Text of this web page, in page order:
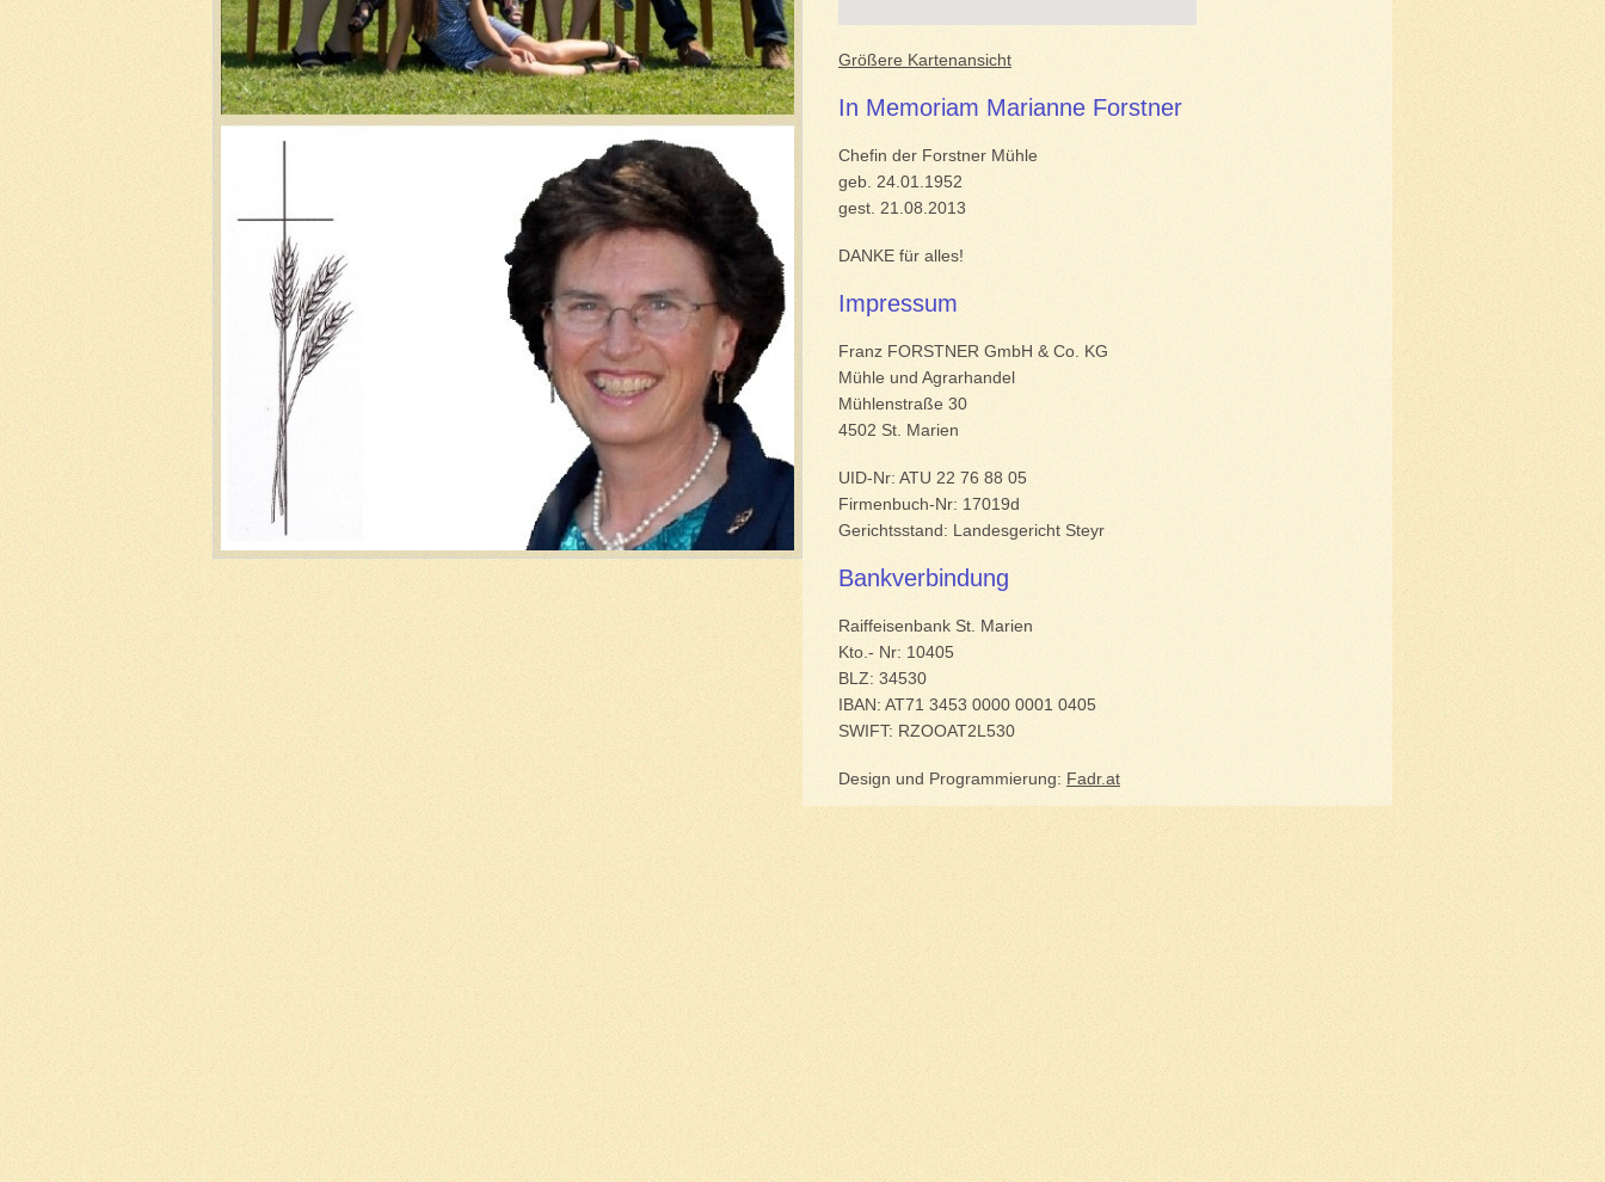
Größere Kartenansicht
In Memoriam Marianne Forstner
Chefin der Forstner Mühle
geb. 24.01.1952
gest. 21.08.2013
DANKE für alles!
Impressum
Franz FORSTNER GmbH & Co. KG
Mühle und Agrarhandel
Mühlenstraße 30
4502 St. Marien
UID-Nr: ATU 22 76 88 05
Firmenbuch-Nr: 17019d
Gerichtsstand: Landesgericht Steyr
Bankverbindung
Raiffeisenbank St. Marien
Kto.- Nr: 10405
BLZ: 34530
IBAN: AT71 3453 0000 0001 0405
SWIFT: RZOOAT2L530
Design und Programmierung: Fadr.at